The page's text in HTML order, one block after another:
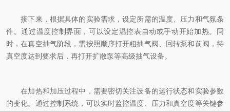
接下来，根据具体的实验需求，设定所需的温度、压力和气氛条
件。通过温度控制界面，可以设定温控表自动或手动开始加热。同
时，在真空抽气阶段，需按照顺序打开粗抽气阀、回转泵和前阀，待
真空度达到要求后，再打开扩散泵等高级抽气设备。
在加热和加压过程中，需要密切关注设备的运行状态和实验参数
的变化。通过控制系统，可以实时监控温度、压力和真空度等关键参